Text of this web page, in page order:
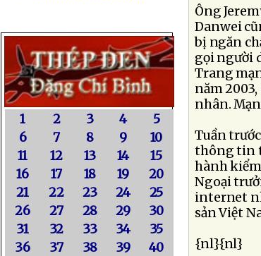
1 2 3 4
5
6
7 8 9
10
11
12 13 14
15
16
17 18 19
20
21
22 23 24
25
26
27 28 29
30
31
32 33 34
35
36
37 38 39
40
Ông
Danwei
bị ngăn
gọi người
Trang
năm
nhân.
Tuần
thông tin
hành
Ngoại
internet
sản Việt
{nl}{nl}